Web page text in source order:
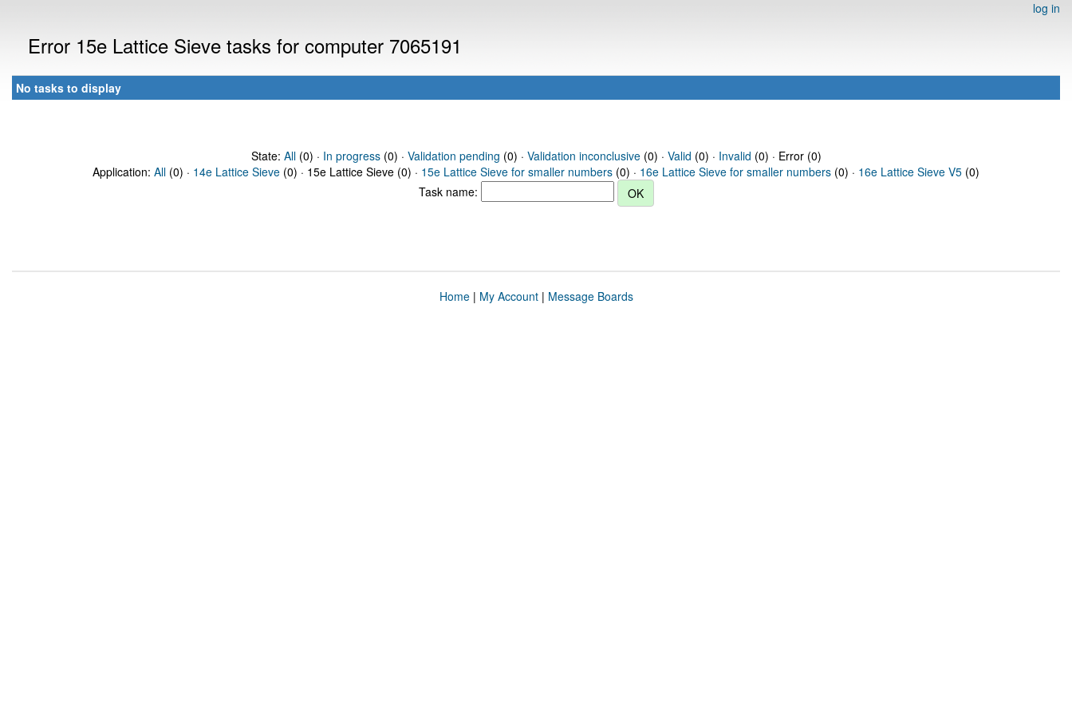
log in
Error 15e Lattice Sieve tasks for computer 7065191
No tasks to display
State: All(0) · In progress(0) · Validation pending (0) · Validation inconclusive(0) · Valid (0) · Invalid (0) · Error (0)
Application: All (0) · 14e Lattice Sieve (0) · 15e Lattice Sieve (0) · 15e Lattice Sieve for smaller numbers (0) · 16e Lattice Sieve for smaller numbers (0) · 16e Lattice Sieve V5 (0)
Task name:
Home| My Account| Message Boards